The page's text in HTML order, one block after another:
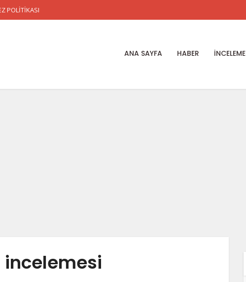
POLİTİKASI
ANA SAYFA HABER İNCELEME
incelemesi